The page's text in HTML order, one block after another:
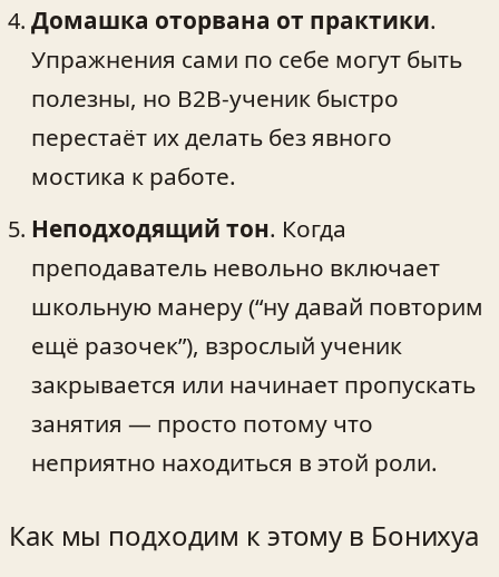
Домашка оторвана от практики.
Упражнения сами по себе могут быть
полезны, но B2B‑ученик быстро
перестаёт их делать без явного
мостика к работе.
Неподходящий тон. Когда
преподаватель невольно включает
школьную манеру (“ну давай повторим
ещё разочек”), взрослый ученик
закрывается или начинает пропускать
занятия — просто потому что
неприятно находиться в этой роли.
Как мы подходим к этому в Бонихуа